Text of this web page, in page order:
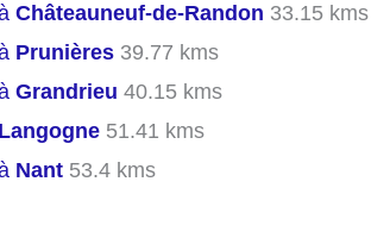
Châteauneuf-de-Randon 33.15 kms
Prunières 39.77 kms
Grandrieu 40.15 kms
Langogne 51.41 kms
Nant 53.4 kms